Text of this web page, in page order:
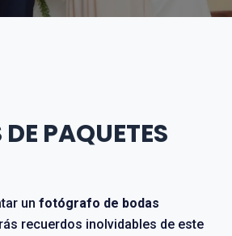
PAQUETES
un fotógrafo de bodas
recuerdos inolvidables de este